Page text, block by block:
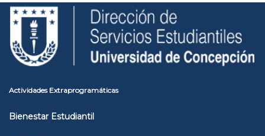
Pasar
contenido
principal
Toggle
high
contrast
Actividades Extraprogramáticas
Bienestar Estudiantil